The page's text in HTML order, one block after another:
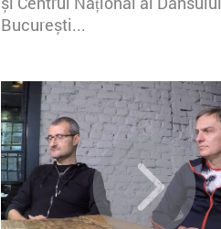
București...